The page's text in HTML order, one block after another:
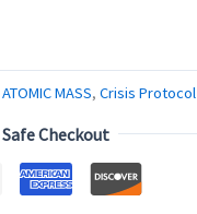
ATOMIC MASS, Crisis Protocol
Checkout